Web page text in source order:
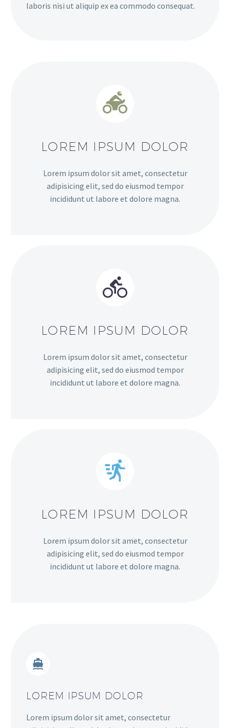
laboris nisi ut aliquip ex ea commodo consequat.
LOREM IPSUM DOLOR
Lorem ipsum dolor sit amet, consectetur
adipisicing elit, sed do eiusmod tempor
incididunt ut labore et dolore magna.
LOREM IPSUM DOLOR
Lorem ipsum dolor sit amet, consectetur
adipisicing elit, sed do eiusmod tempor
incididunt ut labore et dolore magna.
LOREM IPSUM DOLOR
Lorem ipsum dolor sit amet, consectetur
adipisicing elit, sed do eiusmod tempor
incididunt ut labore et dolore magna.
LOREM IPSUM DOLOR
Lorem ipsum dolor sit amet, consectetur